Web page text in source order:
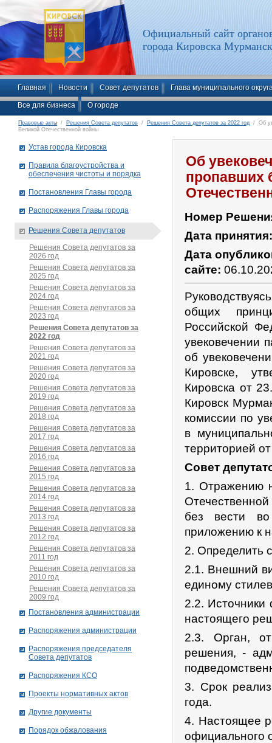
Официальный сайт
города Кировска
Главная Новости Совет депутатов Глава муниципального
Все для бизнеса О городе
Правовые акты / Решения Совета депутатов / Решения Совета депутатов за 2022 год / Об
Великой Отечественной войны
Об
пропавших
Номер
Дата
Дата
сайте:
общих
Российской
увековечении
об
Кировске,
Кировска от
Кировск
комиссии по
в
территорией
Совет
1. Отражению
без вести во
приложению к
2. Определить
2.1. Внешний
единому
2.2. Источники
настоящего
2.3. Орган,
решения, -
3. Срок
года.
4. Настоящее
официального
Устав города Кировска
Правила благоустройства и
обеспечения чистоты и порядка
Постановления Главы города
Распоряжения Главы города
Решения Совета депутатов
Решения Совета депутатов за
2026 год
Решения Совета депутатов за
2025 год
Решения Совета депутатов за
2024 год
Решения Совета депутатов за
2023 год
Решения Совета депутатов за
2022 год
Решения Совета депутатов за
2021 год
Решения Совета депутатов за
2020 год
Решения Совета депутатов за
2019 год
Решения Совета депутатов за
2018 год
Решения Совета депутатов за
2017 год
Решения Совета депутатов за
2016 год
Решения Совета депутатов за
2015 год
Решения Совета депутатов за
2014 год
Решения Совета депутатов за
2013 год
Решения Совета депутатов за
2012 год
Решения Совета депутатов за
2011 год
Решения Совета депутатов за
2010 год
Решения Совета депутатов за
2009 год
Постановления администрации
Распоряжения администрации
Распоряжения председателя
Совета депутатов
Распоряжения КСО
Проекты нормативных актов
Другие документы
Порядок обжалования